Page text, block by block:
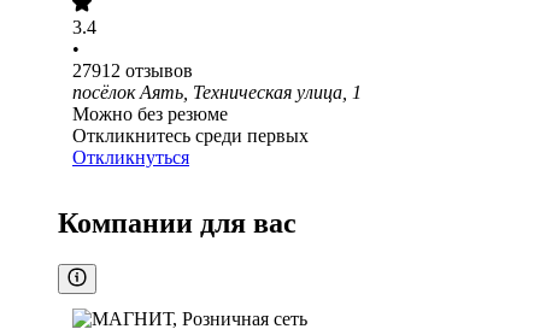
3.4
•
27912 отзывов
посёлок Аять, Техническая улица, 1
Можно без резюме
Откликнитесь среди первых
Откликнуться
Компании для вас